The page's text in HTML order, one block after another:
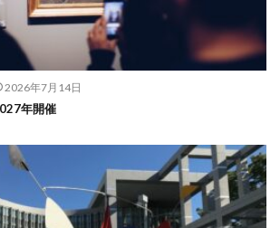
2026年7月14日
年開催